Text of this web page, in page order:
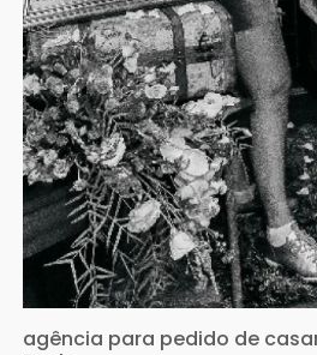
agência para pedido de